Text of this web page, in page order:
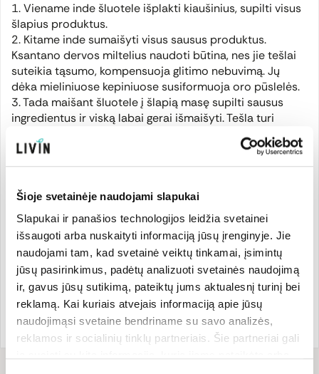
Šioje svetainėje naudojami slapukai
Slapukai ir panašios technologijos leidžia svetainei
išsaugoti arba nuskaityti informaciją jūsų įrenginyje. Jie
naudojami tam, kad svetainė veiktų tinkamai, įsimintų
jūsų pasirinkimus, padėtų analizuoti svetainės naudojimą
ir, gavus jūsų sutikimą, pateiktų jums aktualesnį turinį bei
reklamą. Kai kuriais atvejais informaciją apie jūsų
naudojimąsi svetaine bendriname su savo analizės,
reklamos ir socialinių tinklų partneriais. Šie partneriai gali
1. Viename inde šluotele išplakti kiaušinius, supilti visus
šlapius produktus.
2. Kitame inde sumaišyti visus sausus produktus.
Ksantano dervos miltelius naudoti būtina, nes jie tešlai
suteikia tąsumo, kompensuoja glitimo nebuvimą. Jų
dėka mieliniuose kepiniuose susiformuoja oro pūslelės.
3. Tada maišant šluotele į šlapią masę supilti sausus
ingredientus ir viską labai gerai išmaišyti. Tešla turi
gautis jau sunkiai maišoma, bet vis dar maišoma.
Šluotelė tešloje gali stovėti stačia.
4. Stipriai suglamžyti kepimo popieriaus lapą (taip
tinkančią kepti duoną, keksus. Į ją supilti tešlą ir
uždengus leisti šiltai pastovėti apie valandą. Tešla pakyla
dvigubai.
5. Tada dėti į orkaitę, įkaitintą iki 180ºC. Kepti 40 min.
Viršus turi gražiai apskrusti.
6. Iškepusį batoną ištraukti iš formos (su visu
popieriumi) ir susukti į švarų virtuvinį rankšluostuką. Taip
atvėsusio batono plutelė suminkštėja. Atvėsęs batonas
lengvai atsipjauna norimo storio riekelėmis.